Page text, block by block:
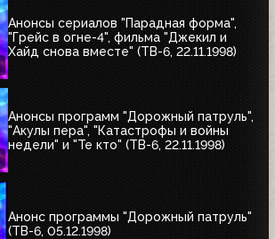
Анонсы сериалов "Парадная форма",
"Грейс в огне-4", фильма "Джекил и
Хайд снова вместе" (ТВ-6, 22.11.1998)
Анонсы программ "Дорожный патруль",
"Акулы пера", "Катастрофы и войны
недели" и "Те кто" (ТВ-6, 22.11.1998)
Анонс программы "Дорожный патруль"
(ТВ-6, 05.12.1998)